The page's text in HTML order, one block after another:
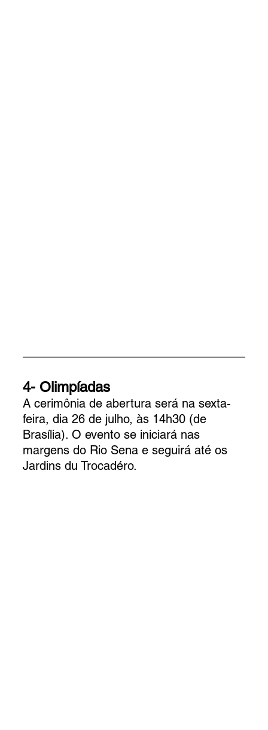
4- Olimpíadas
A cerimônia de abertura será na sexta-
feira, dia 26 de julho, às 14h30 (de
Brasília). O evento se iniciará nas
margens do Rio Sena e seguirá até os
Jardins du Trocadéro.